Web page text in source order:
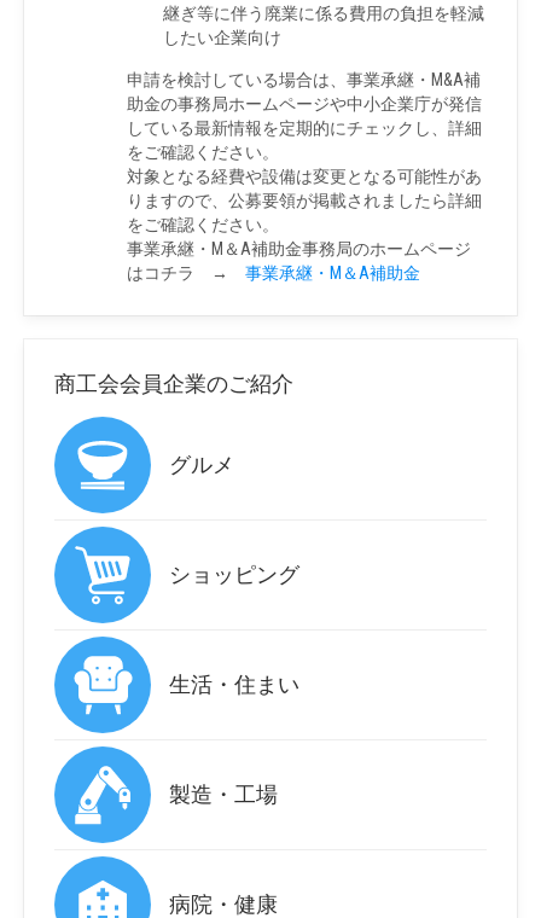
継ぎ等に伴う廃業に係る費用の負担を軽減
したい企業向け
申請を検討している場合は、事業承継・M&A補
助金の事務局ホームページや中小企業庁が発信
している最新情報を定期的にチェックし、詳細
をご確認ください。
対象となる経費や設備は変更となる可能性があ
りますので、公募要領が掲載されましたら詳細
をご確認ください。
事業承継・M＆A補助金事務局のホームページ
はコチラ → 事業承継・M＆A補助金
商工会会員企業のご紹介
グルメ
ショッピング
生活・住まい
製造・工場
病院・健康